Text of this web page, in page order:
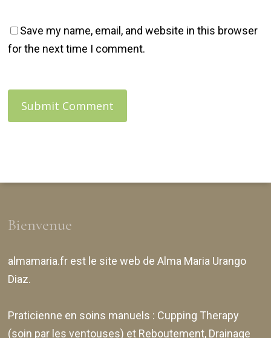
Save my name, email, and website in this browser
for the next time I comment.
Bienvenue
almamaria.fr est le site web deAlma Maria Urango
Diaz.
Praticienne en soins manuels : Cupping Therapy
(soin par les ventouses) et Reboutement, Drainage